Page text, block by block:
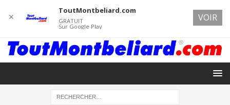
✕
ToutMontbeliard.com
GRATUIT
Sur Google Play
VOIR